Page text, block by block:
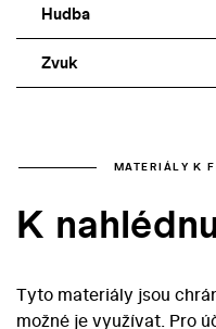
Hudba
Zvuk
MATERIÁLY K
K
Tyto materiály jsou
možné je využívat. Pro